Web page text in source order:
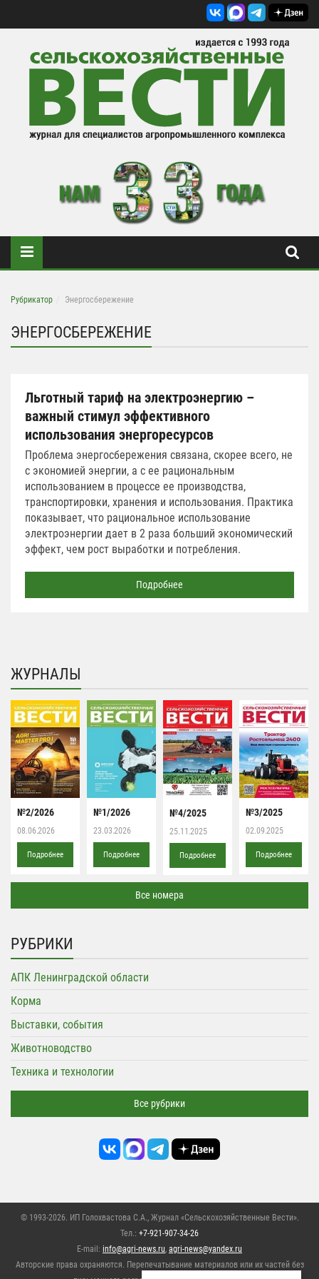
Рубрикатор Энергосбережение
ЭНЕРГОСБЕРЕЖЕНИЕ
Льготный тариф на электроэнергию –
важный стимул эффективного
использования энергоресурсов
Проблема энергосбережения связана, скорее всего, не
с экономией энергии, а с ее рациональным
использованием в процессе ее производства,
транспортировки, хранения и использования. Практика
показывает, что рациональное использование
электроэнергии дает в 2 раза больший экономический
эффект, чем рост выработки и потребления.
Подробнее
ЖУРНАЛЫ
№2/2026
08.06.2026
Подробнее
№1/2026
23.03.2026
Подробнее
№4/2025
25.11.2025
Подробнее
№3/2025
02.09.2025
Подробнее
Все номера
РУБРИКИ
АПК Ленинградской области
Корма
Выставки, события
Животноводство
Техника и технологии
Все рубрики
© 1993-2026. ИП Голохвастова С.А., Журнал «Сельскохозяйственные Вести».
Тел.: +7-921-907-34-26
E-mail: info@agri-news.ru, agri-news@yandex.ru
Авторские права охраняются. Перепечатывание материалов или их частей без